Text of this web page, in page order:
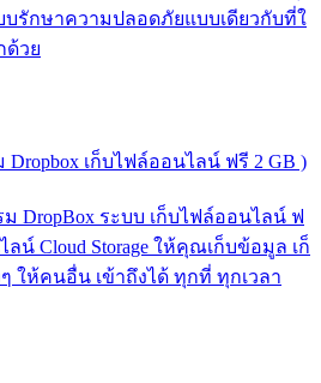
รักษาความปลอดภัยแบบเดียวกับที่ใ
ด้วย
Dropbox เก็บไฟล์ออนไลน์ ฟรี 2 GB )
DropBox ระบบ เก็บไฟล์ออนไลน์ ฟ
น์ Cloud Storage ให้คุณเก็บข้อมูล เก็
ให้คนอื่น เข้าถึงได้ ทุกที่ ทุกเวลา